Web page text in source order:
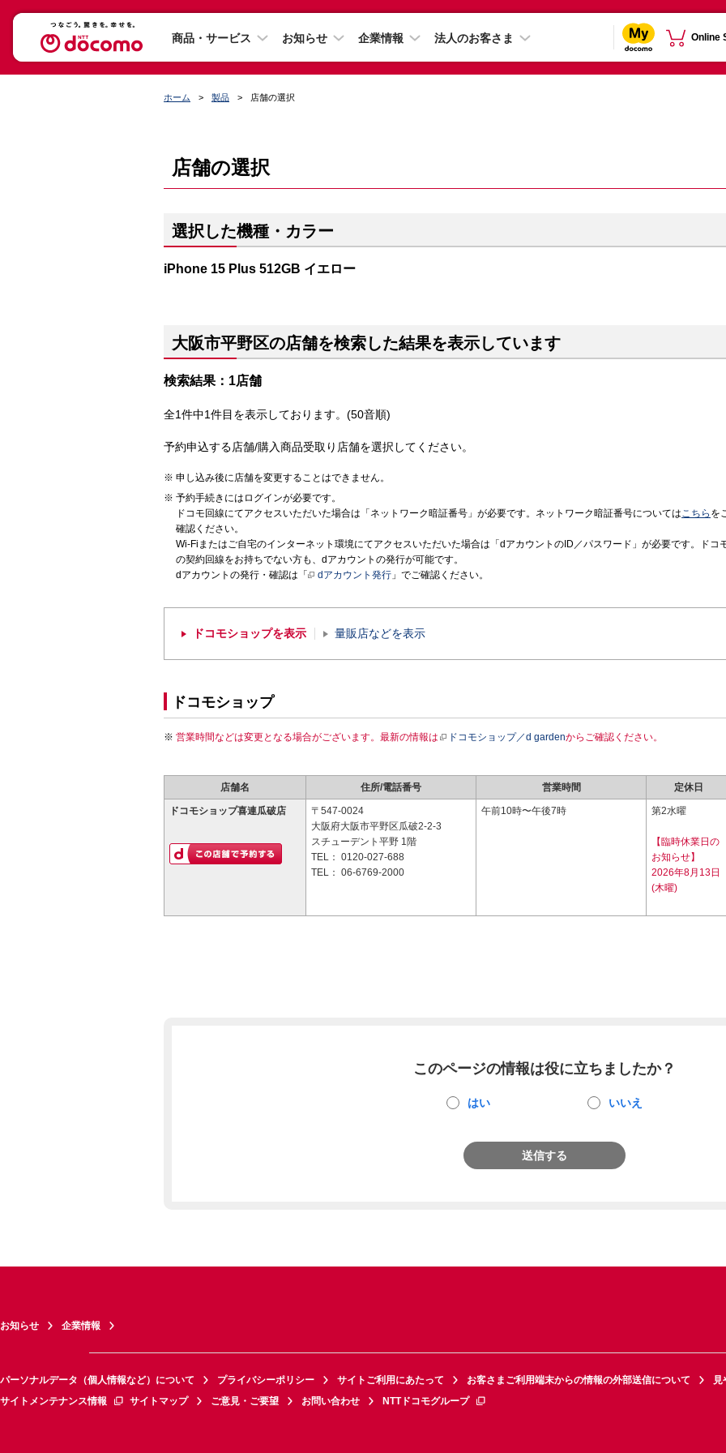
商品・サービス お知らせ 企業情報 法人のお客さま Online
ホーム 製品 店舗の選択
店舗の選択
選択した機種・カラー
iPhone 15 Plus 512GB イエロー
大阪市平野区の店舗を検索した結果を表示しています
検索結果：1店舗
全1件中1件目を表示しております。(50音順)
予約申込する店舗/購入商品受取り店舗を選択してください。
申し込み後に店舗を変更することはできません。
予約手続きにはログインが必要です。
ドコモ回線にてアクセスいただいた場合は「ネットワーク暗証番号」が必要です。ネットワーク暗証番号についてはこちら を
確認ください。
Wi-Fiまたはご自宅のインターネット環境にてアクセスいただいた場合は「dアカウントのID／パスワード」が必要です。ドコ
の契約回線をお持ちでない方も、dアカウントの発行が可能です。
dアカウントの発行・確認は「
dアカウント発行 」でご確認ください。
ドコモショップを表示 量販店などを表示
ドコモショップ
営業時間などは変更となる場合がございます。最新の情報は ドコモショップ／d gardenからご確認ください。
店舗名 住所/電話番号 営業時間 定休日
ドコモショップ喜連瓜破店
〒547-0024
大阪府大阪市平野区瓜破2-2-3
スチューデント平野 1階
TEL： 0120-027-688
TEL： 06-6769-2000
午前10時〜午後7時 第2水曜
【臨時休業日の
お知らせ】
2026年8月13日
(木曜)
このページの情報は役に立ちましたか？
はい いいえ
送信する
お知らせ 企業情報
パーソナルデータ（個人情報など）について プライバシーポリシー サイトご利用にあたって お客さまご利用端末からの情報の外部送信について
見
サイトメンテナンス情報
サイトマップ ご意見・ご要望 お問い合わせ NTTドコモグループ